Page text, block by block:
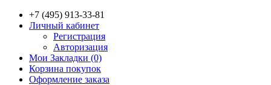
+7 (495) 913-33-81
Личный кабинет
Регистрация
Авторизация
Мои Закладки (0)
Корзина покупок
Оформление заказа